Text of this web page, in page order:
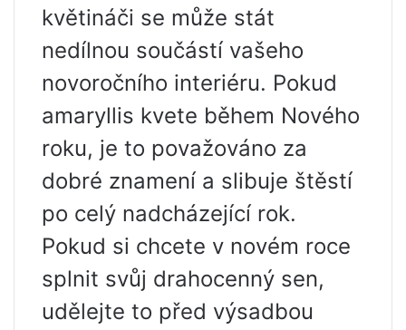
květináči se může stát
nedílnou součástí vašeho
novoročního interiéru. Pokud
amaryllis kvete během Nového
roku, je to považováno za
dobré znamení a slibuje štěstí
po celý nadcházející rok.
Pokud si chcete v novém roce
splnit svůj drahocenný sen,
udělejte to před výsadbou